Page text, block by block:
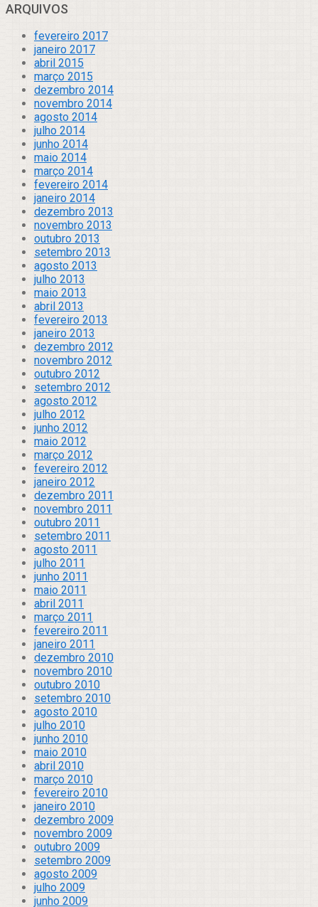
ARQUIVOS
fevereiro 2017
janeiro 2017
abril 2015
março 2015
dezembro 2014
novembro 2014
agosto 2014
julho 2014
junho 2014
maio 2014
março 2014
fevereiro 2014
janeiro 2014
dezembro 2013
novembro 2013
outubro 2013
setembro 2013
agosto 2013
julho 2013
maio 2013
abril 2013
fevereiro 2013
janeiro 2013
dezembro 2012
novembro 2012
outubro 2012
setembro 2012
agosto 2012
julho 2012
junho 2012
maio 2012
março 2012
fevereiro 2012
janeiro 2012
dezembro 2011
novembro 2011
outubro 2011
setembro 2011
agosto 2011
julho 2011
junho 2011
maio 2011
abril 2011
março 2011
fevereiro 2011
janeiro 2011
dezembro 2010
novembro 2010
outubro 2010
setembro 2010
agosto 2010
julho 2010
junho 2010
maio 2010
abril 2010
março 2010
fevereiro 2010
janeiro 2010
dezembro 2009
novembro 2009
outubro 2009
setembro 2009
agosto 2009
julho 2009
junho 2009